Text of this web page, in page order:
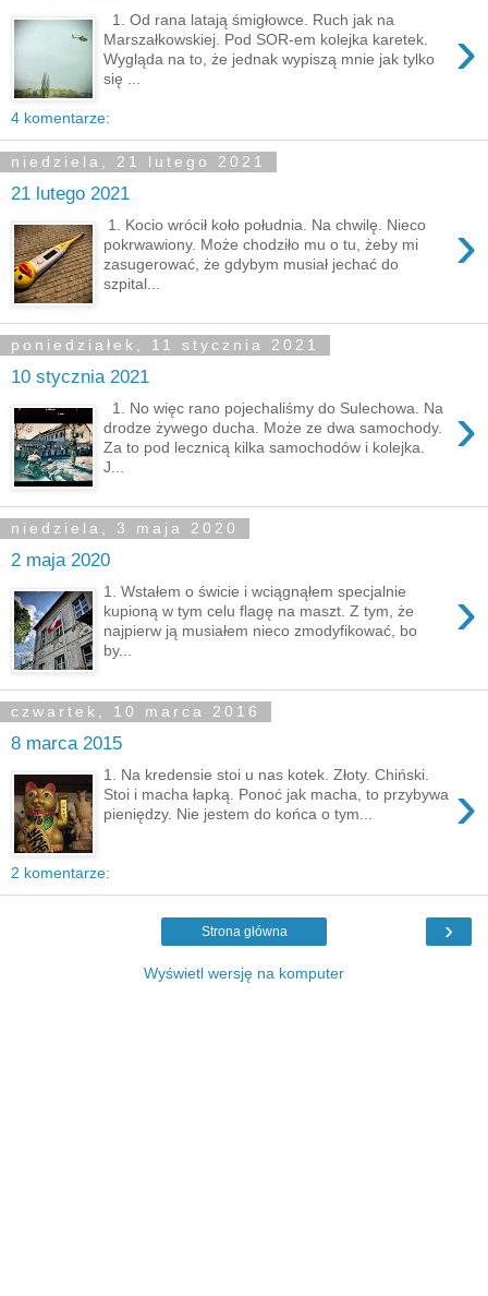
›
1. Od rana latają śmigłowce. Ruch jak na
Marszałkowskiej. Pod SOR-em kolejka karetek.
Wygląda na to, że jednak wypiszą mnie jak tylko
się ...
4 komentarze:
niedziela, 21 lutego 2021
21 lutego 2021
›
1. Kocio wrócił koło południa. Na chwilę. Nieco
pokrwawiony. Może chodziło mu o tu, żeby mi
zasugerować, że gdybym musiał jechać do
szpital...
poniedziałek, 11 stycznia 2021
10 stycznia 2021
›
1. No więc rano pojechaliśmy do Sulechowa. Na
drodze żywego ducha. Może ze dwa samochody.
Za to pod lecznicą kilka samochodów i kolejka.
J...
niedziela, 3 maja 2020
2 maja 2020
›
1. Wstałem o świcie i wciągnąłem specjalnie
kupioną w tym celu flagę na maszt. Z tym, że
najpierw ją musiałem nieco zmodyfikować, bo
by...
czwartek, 10 marca 2016
8 marca 2015
›
1. Na kredensie stoi u nas kotek. Złoty. Chiński.
Stoi i macha łapką. Ponoć jak macha, to przybywa
pieniędzy. Nie jestem do końca o tym...
2 komentarze:
›
Strona główna
Wyświetl wersję na komputer